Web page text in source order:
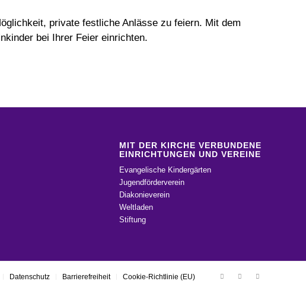
private festliche Anlässe zu feiern. Mit dem
bei Ihrer Feier einrichten.
MIT DER KIRCHE VERBUNDENE
EINRICHTUNGEN UND VEREINE
Evangelische Kindergärten
Jugendförderverein
Diakonieverein
Weltladen
Stiftung
Datenschutz Barrierefreiheit Cookie-Richtlinie (EU)